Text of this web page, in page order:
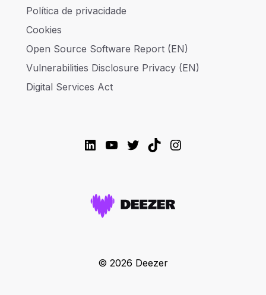
Política de privacidade
Cookies
Open Source Software Report (EN)
Vulnerabilities Disclosure Privacy (EN)
Digital Services Act
LinkedIn
YouTube
Twitter
TikTokInstagram
© 2026 Deezer